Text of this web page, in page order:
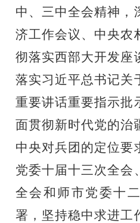
中、三中全会精神，
济工作会议、中央农
彻落实西部大开发座
落实习近平总书记关
重要讲话重要指示批
面贯彻新时代党的治
中央对兵团的定位要
党委十届十三次全会
全会和师市党委十
署，坚持稳中求进工